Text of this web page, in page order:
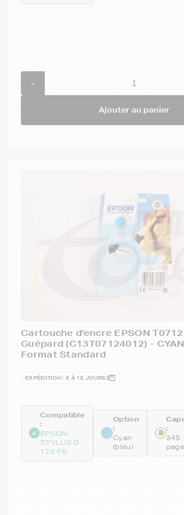
-
Ajouter au panier
Cartouche d'encre EPSON
Guépard (C13T07124012) -
Format Standard
EXPÉDITION : 6 À 15 JOURS
Compatible
:
EPSON
STYLUS D
120 PE
Option
:
Cyan
(bleu)
:
345